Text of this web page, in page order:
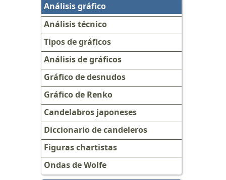
Análisis gráfico
Análisis técnico
Tipos de gráficos
Análisis de gráficos
Gráfico de desnudos
Gráfico de Renko
Candelabros japoneses
Diccionario de candeleros
Figuras chartistas
Ondas de Wolfe